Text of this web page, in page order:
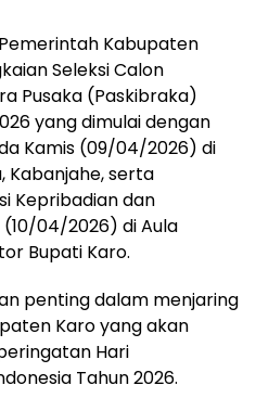
Kabupaten
Seleksi Calon
Pusaka (Paskibraka)
yang dimulai dengan
Kamis (09/04/2026) di
Kabanjahe, serta
Kepribadian dan
04/2026) di Aula
Bupati Karo.
penting dalam menjaring
Karo yang akan
Hari
Tahun 2026.